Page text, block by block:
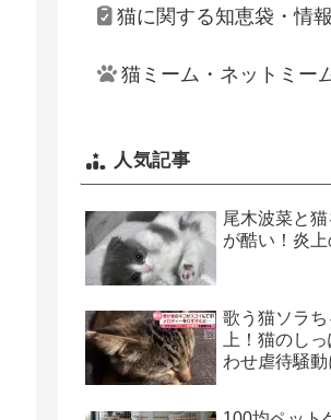
猫に関する知恵袋・情報
猫ミーム・ネットミー
人気記事
尾木波菜と
が酷い！炎
歌う猫ソラ
上！猫のし
わせ虐待騒動